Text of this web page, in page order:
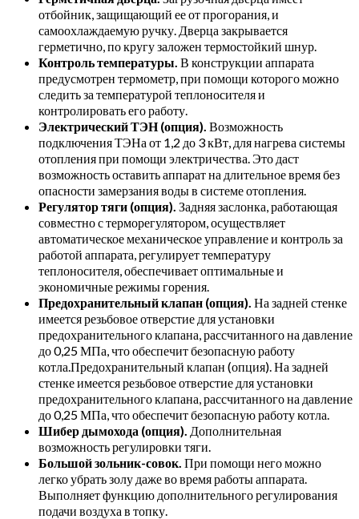
отбойник, защищающий ее от прогорания, и
самоохлаждаемую ручку. Дверца закрывается
герметично, по кругу заложен термостойкий шнур.
Контроль температуры. В конструкции аппарата
предусмотрен термометр, при помощи которого можно
следить за температурой теплоносителя и
контролировать его работу.
Электрический ТЭН (опция). Возможность
подключения ТЭНа от 1,2 до 3 кВт, для нагрева системы
отопления при помощи электричества. Это даст
возможность оставить аппарат на длительное время без
опасности замерзания воды в системе отопления.
Регулятор тяги (опция). Задняя заслонка, работающая
совместно с терморегулятором, осуществляет
автоматическое механическое управление и контроль за
работой аппарата, регулирует температуру
теплоносителя, обеспечивает оптимальные и
экономичные режимы горения.
Предохранительный клапан (опция). На задней стенке
имеется резьбовое отверстие для установки
предохранительного клапана, рассчитанного на давление
до 0,25 МПа, что обеспечит безопасную работу
котла.Предохранительный клапан (опция). На задней
стенке имеется резьбовое отверстие для установки
предохранительного клапана, рассчитанного на давление
до 0,25 МПа, что обеспечит безопасную работу котла.
Шибер дымохода (опция). Дополнительная
возможность регулировки тяги.
Большой зольник-совок. При помощи него можно
легко убрать золу даже во время работы аппарата.
Выполняет функцию дополнительного регулирования
подачи воздуха в топку.